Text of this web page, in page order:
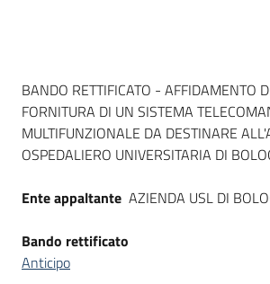
Dati del bando
BANDO RETTIFICATO - AFFIDAMENTO
FORNITURA DI UN SISTEMA
MULTIFUNZIONALE DA DESTINARE
OSPEDALIERO UNIVERSITARIA DI
Ente appaltante AZIENDA USL DI
Bando rettificato
Anticipo